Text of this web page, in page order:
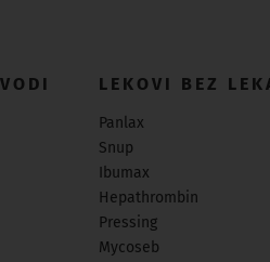
LEKOVI BEZ
Panlax
Snup
Ibumax
Hepathrombin
Pressing
Mycoseb